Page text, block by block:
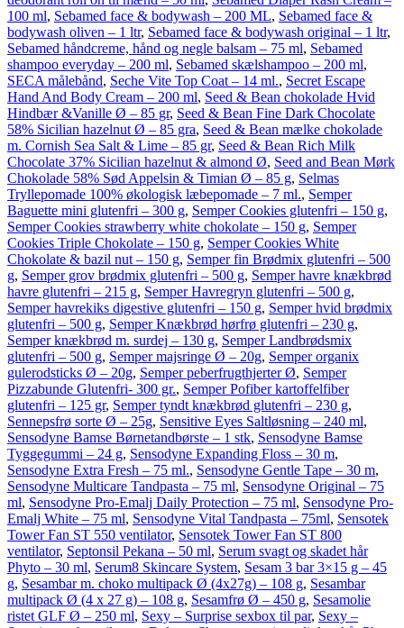
100 ml, Sebamed face & bodywash – 200 ML, Sebamed face &
bodywash oliven – 1 ltr, Sebamed face & bodywash original – 1 ltr,
Sebamed håndcreme, hånd og negle balsam – 75 ml, Sebamed
shampoo everyday – 200 ml, Sebamed skælshampoo – 200 ml,
SECA målebånd, Seche Vite Top Coat – 14 ml., Secret Escape
Hand And Body Cream – 200 ml, Seed & Bean chokolade Hvid
Hindbær &Vanille Ø – 85 gr, Seed & Bean Fine Dark Chocolate
58% Sicilian hazelnut Ø – 85 gra, Seed & Bean mælke chokolade
m. Cornish Sea Salt & Lime – 85 gr, Seed & Bean Rich Milk
Chocolate 37% Sicilian hazelnut & almond Ø, Seed and Bean Mørk
Chokolade 58% Sød Appelsin & Timian Ø – 85 g, Selmas
Tryllepomade 100% økologisk læbepomade – 7 ml., Semper
Baguette mini glutenfri – 300 g, Semper Cookies glutenfri – 150 g,
Semper Cookies strawberry white chokolate – 150 g, Semper
Cookies Triple Chokolate – 150 g, Semper Cookies White
Chokolate & bazil nut – 150 g, Semper fin Brødmix glutenfri – 500
g, Semper grov brødmix glutenfri – 500 g, Semper havre knækbrød
havre glutenfri – 215 g, Semper Havregryn glutenfri – 500 g,
Semper havrekiks digestive glutenfri – 150 g, Semper hvid brødmix
glutenfri – 500 g, Semper Knækbrød hørfrø glutenfri – 230 g,
Semper knækbrød m. surdej – 130 g, Semper Landbrødsmix
glutenfri – 500 g, Semper majsringe Ø – 20g, Semper organix
gulerodsticks Ø – 20g, Semper peberfrugthjerter Ø, Semper
Pizzabunde Glutenfri- 300 gr., Semper Pofiber kartoffelfiber
glutenfri – 125 gr, Semper tyndt knækbrød glutenfri – 230 g,
Sennepsfrø sorte Ø – 25g, Sensitive Eyes Saltløsning – 240 ml,
Sensodyne Bamse Børnetandbørste – 1 stk, Sensodyne Bamse
Tyggegummi – 24 g, Sensodyne Expanding Floss – 30 m,
Sensodyne Extra Fresh – 75 ml., Sensodyne Gentle Tape – 30 m,
Sensodyne Multicare Tandpasta – 75 ml, Sensodyne Original – 75
ml, Sensodyne Pro-Emalj Daily Protection – 75 ml, Sensodyne Pro-
Emalj White – 75 ml, Sensodyne Vital Tandpasta – 75ml, Sensotek
Tower Fan ST 550 ventilator, Sensotek Tower Fan ST 800
ventilator, Septonsil Pekana – 50 ml, Serum svagt og skadet hår
Phyto – 30 ml, Serum8 Skincare System, Sesam 3 bar 3×15 g – 45
g, Sesambar m. choko multipack Ø (4x27g) – 108 g, Sesambar
multipack Ø (4 x 27 g) – 108 g, Sesamfrø Ø – 450 g, Sesamolie
ristet GLF Ø – 250 ml, Sexy – Surprise sexbox til par, Sexy –